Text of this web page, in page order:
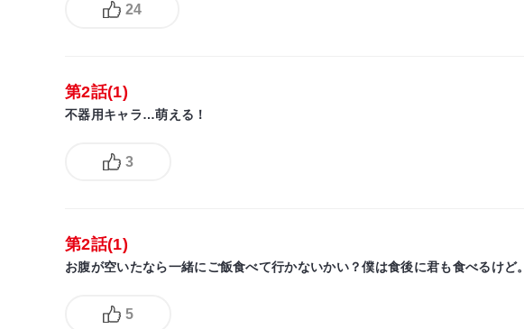
24
第2話(1)
不器用キャラ…萌える！
3
第2話(1)
お腹が空いたなら一緒にご飯食べて行かないかい？僕は食後に君も食べるけど。
5